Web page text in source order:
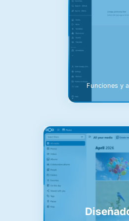
Funciones y